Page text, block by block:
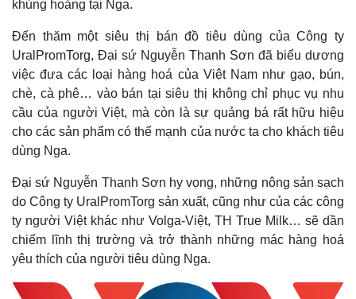
khủng hoảng tại Nga.
Đến thăm một siêu thị bán đồ tiêu dùng của Công ty
UralPromTorg, Đại sứ Nguyễn Thanh Sơn đã biểu dương
việc đưa các loại hàng hoá của Việt Nam như gạo, bún,
chè, cà phê… vào bán tại siêu thị không chỉ phục vụ nhu
cầu của người Việt, mà còn là sự quảng bá rất hữu hiệu
cho các sản phẩm có thế mạnh của nước ta cho khách tiêu
dùng Nga.
Đại sứ Nguyễn Thanh Sơn hy vọng, những nông sản sạch
do Công ty UralPromTorg sản xuất, cũng như của các công
ty người Việt khác như Volga-Việt, TH True Milk… sẽ dần
chiếm lĩnh thị trường và trở thành những mác hàng hoá
yêu thích của người tiêu dùng Nga.